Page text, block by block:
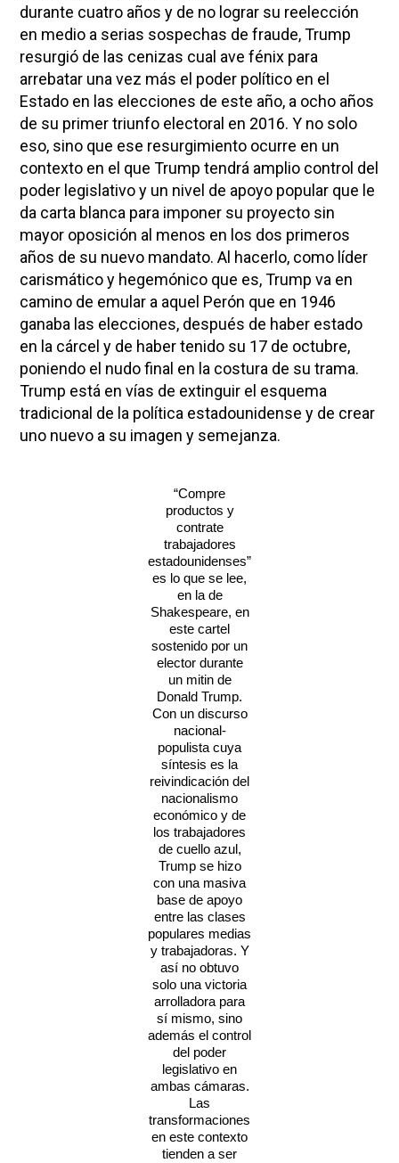
durante cuatro años y de no lograr su reelección
en medio a serias sospechas de fraude, Trump
resurgió de las cenizas cual ave fénix para
arrebatar una vez más el poder político en el
Estado en las elecciones de este año, a ocho años
de su primer triunfo electoral en 2016. Y no solo
eso, sino que ese resurgimiento ocurre en un
contexto en el que Trump tendrá amplio control del
poder legislativo y un nivel de apoyo popular que le
da carta blanca para imponer su proyecto sin
mayor oposición al menos en los dos primeros
años de su nuevo mandato. Al hacerlo, como líder
carismático y hegemónico que es, Trump va en
camino de emular a aquel Perón que en 1946
ganaba las elecciones, después de haber estado
en la cárcel y de haber tenido su 17 de octubre,
poniendo el nudo final en la costura de su trama.
Trump está en vías de extinguir el esquema
tradicional de la política estadounidense y de crear
uno nuevo a su imagen y semejanza.
“Compre
productos y
contrate
trabajadores
estadounidenses”
es lo que se lee,
en la de
Shakespeare, en
este cartel
sostenido por un
elector durante
un mitin de
Donald Trump.
Con un discurso
nacional-
populista cuya
síntesis es la
reivindicación del
nacionalismo
económico y de
los trabajadores
de cuello azul,
Trump se hizo
con una masiva
base de apoyo
entre las clases
populares medias
y trabajadoras. Y
así no obtuvo
solo una victoria
arrolladora para
sí mismo, sino
además el control
del poder
legislativo en
ambas cámaras.
Las
transformaciones
en este contexto
tienden a ser